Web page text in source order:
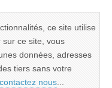
ce site utilise
sur ce site, vous
données, adresses
tiers sans votre
contactez nous